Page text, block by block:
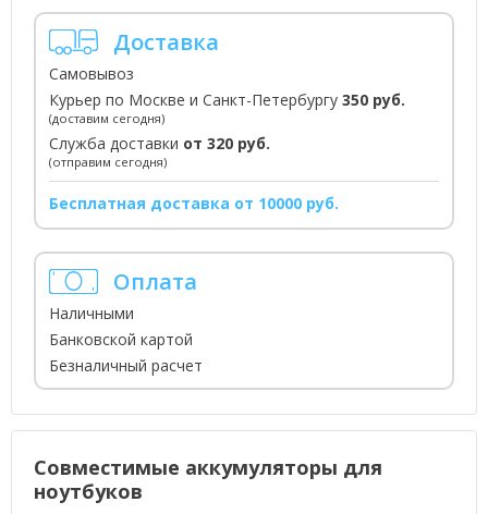
Доставка
Самовывоз
Курьер по Москве и Санкт-Петербургу 350 руб.
(доставим сегодня)
Служба доставки от 320 руб.
(отправим сегодня)
Бесплатная доставка от 10000 руб.
Оплата
Наличными
Банковской картой
Безналичный расчет
Совместимые аккумуляторы для
ноутбуков